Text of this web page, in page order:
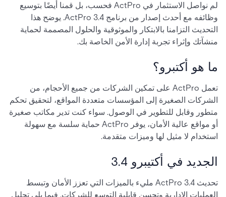
لم نواصل الاستثمار في ActPro فحسب، بل قمنا أيضًا بتوسيع
وظائفه مع أحدث إصدار من برنامج ActPro 3.4. يوضح هذا
التحديث التزامنا بالابتكار والموثوقية والحلول المصممة لحماية
منشآتك وإثراء تجربة إدارة الأمن الخاصة بك.
ما هو أكتبرو؟
تعمل ActPro على تمكين الشركات من جميع الأحجام، من
الشركات الصغيرة إلى المؤسسات متعددة المواقع، لتحقيق تحكم
متطور وقابل للتطوير في الوصول. سواء كنت تدير مكاتب صغيرة
أو مواقع عالية الأمان، يوفر ActPro حماية سلسة مع سهولة
استخدام لا مثيل لها وميزات متقدمة.
الجديد في أكتيبرو 3.4
تحديث ActPro 3.4 مليء بالميزات التي تعزز الأمان وتبسط
العمليات الإدارية وتحسن قابلية التوسع للشركات. فيما يلي تحليل